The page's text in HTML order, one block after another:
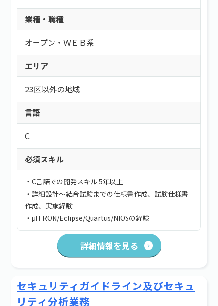
業種・職種
オープン・ＷＥＢ系
エリア
23区以外の地域
言語
C
必須スキル
・C言語での開発スキル 5年以上
・詳細設計～結合試験までの仕様書作成、試験仕様書
作成、実施経験
・μITRON/Eclipse/Quartus/NIOSの経験
詳細情報を見る
セキュリティガイドライン及びセキュ
リティ分析業務